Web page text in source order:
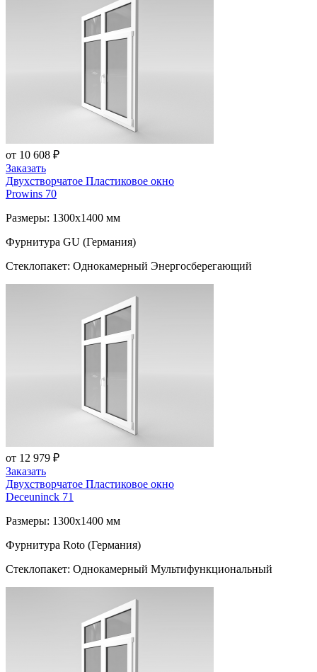
от 10 608 ₽
Заказать
Двухстворчатое Пластиковое окно
Prowins 70
Размеры: 1300x1400 мм
Фурнитура GU (Германия)
Стеклопакет: Однокамерный Энергосберегающий
от 12 979 ₽
Заказать
Двухстворчатое Пластиковое окно
Deceuninck 71
Размеры: 1300x1400 мм
Фурнитура Roto (Германия)
Стеклопакет: Однокамерный Мультифункциональный